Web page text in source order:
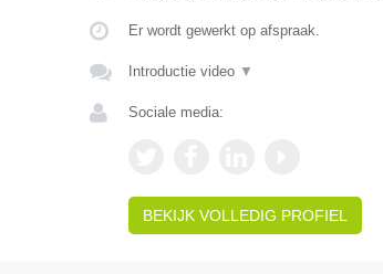
Er wordt gewerkt op afspraak.
Introductie video ▼
Sociale media:
BEKIJK VOLLEDIG PROFIEL